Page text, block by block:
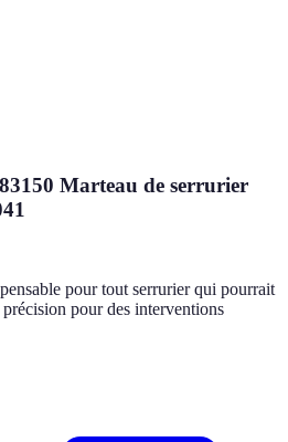
Marteau de serrurier
pour tout serrurier qui pourrait
pour des interventions